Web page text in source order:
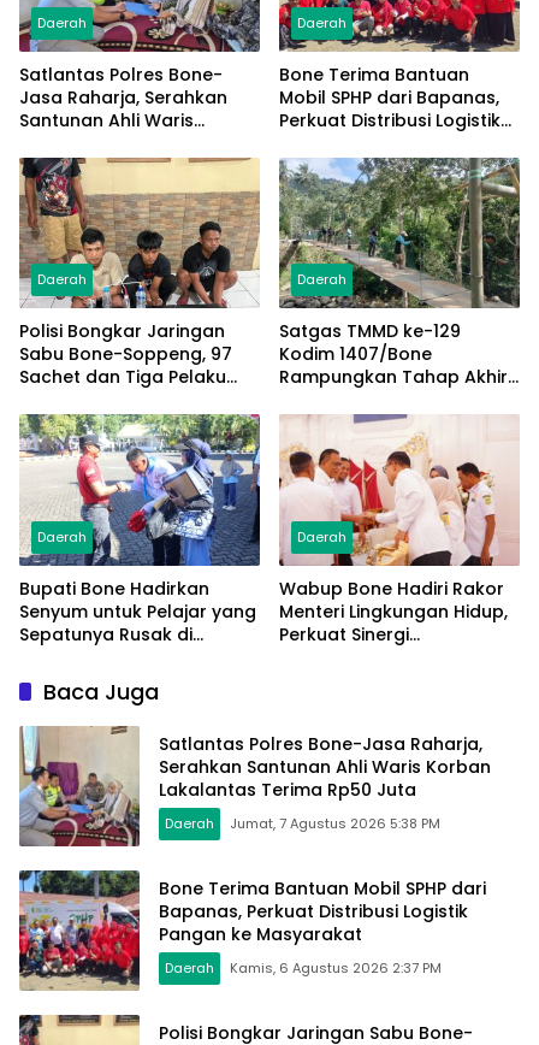
Daerah
Satlantas Polres Bone-
Jasa Raharja, Serahkan
Santunan Ahli Waris
Rp50 Juta
Daerah
Bone Terima Bantuan
Mobil SPHP dari Bapanas,
Perkuat Distribusi Logistik
Daerah
Polisi Bongkar Jaringan
Sabu Bone-Soppeng, 97
Sachet dan Tiga Pelaku
Daerah
Satgas TMMD ke-129
Kodim 1407/Bone
Rampungkan Tahap Akhir
Pattuku, Jaring Pengaman
Mulai Terpasang
Daerah
Bupati Bone Hadirkan
Senyum untuk Pelajar yang
Sepatunya Rusak di
Kemerdekaan
Daerah
Wabup Bone Hadiri Rakor
Menteri Lingkungan Hidup,
Perkuat Sinergi
Baca Juga
Satlantas Polres Bone-Jasa Raharja,
Serahkan Santunan Ahli Waris Korban
Lakalantas Terima Rp50 Juta
Daerah Jumat, 7 Agustus 2026 5:38 PM
Bone Terima Bantuan Mobil SPHP dari
Bapanas, Perkuat Distribusi Logistik
Pangan ke Masyarakat
Daerah Kamis, 6 Agustus 2026 2:37 PM
Polisi Bongkar Jaringan Sabu Bone-